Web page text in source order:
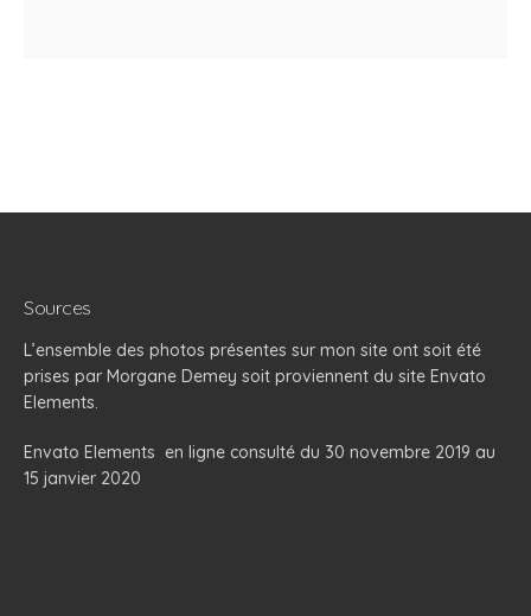
Sources
L’ensemble des photos présentes sur mon site ont soit été
prises par Morgane Demey soit proviennent du site Envato
Elements.
Envato Elements en ligne consulté du 30 novembre 2019 au
15 janvier 2020